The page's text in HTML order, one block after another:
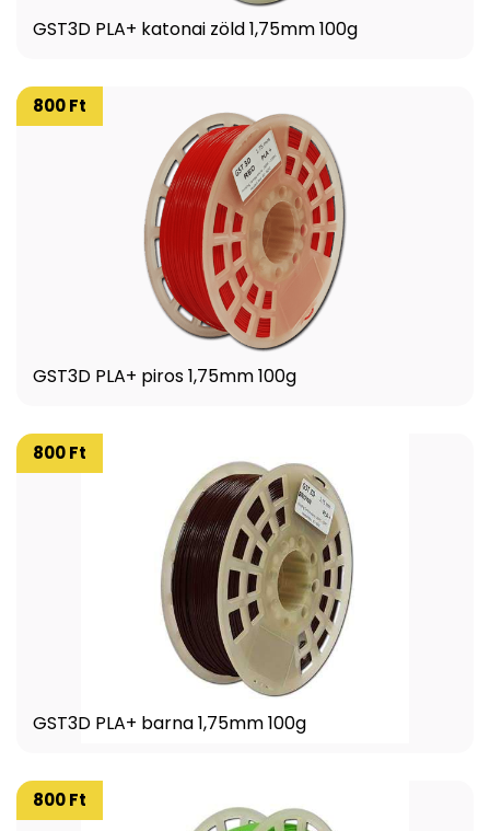
GST3D PLA+ katonai zöld 1,75mm 100g
GST3D PLA+ piros 1,75mm 100g
800 Ft
GST3D PLA+ barna 1,75mm 100g
800 Ft
800 Ft